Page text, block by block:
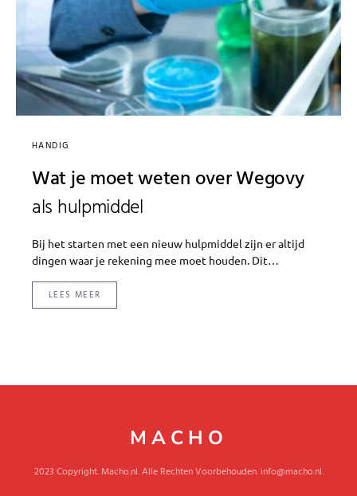
HANDIG
Wat je moet weten over Wegovy
als hulpmiddel
Bij het starten met een nieuw hulpmiddel zijn er altijd
dingen waar je rekening mee moet houden. Dit…
LEES MEER
MACHO
2023 Copyright. Macho.nl. Alle Rechten Voorbehouden. info@macho.nl.